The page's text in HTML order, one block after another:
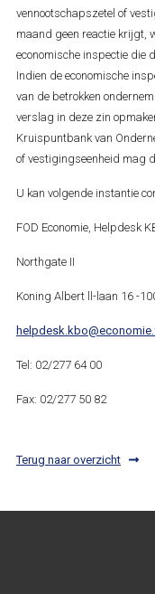
vennootschapszetel of
maand geen reactie krijgt,
economische inspectie die
Indien de economische
van de betrokken
verslag in deze zin
Kruispuntbank van
of vestigingseenheid mag
U kan volgende instantie
FOD Economie, Helpdesk
Northgate II
Koning Albert ll-laan 16 -
Tel: 02/277 64 00
Fax: 02/277 50 82
Terug naar overzicht